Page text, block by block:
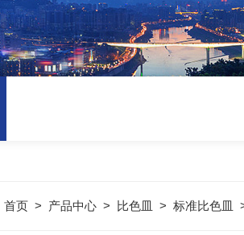
首页> 产品中心> 比色皿 > 标准比色皿